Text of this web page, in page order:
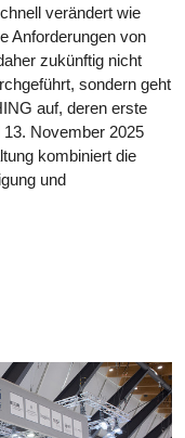
verändert wie
Anforderungen von
zukünftig nicht
sondern geht
auf, deren erste
November 2025
kombiniert die
und